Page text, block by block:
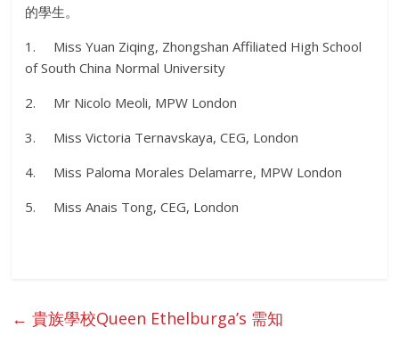
的學生。
1. Miss Yuan Ziqing, Zhongshan Affiliated High School
of South China Normal University
2. Mr Nicolo Meoli, MPW London
3. Miss Victoria Ternavskaya, CEG, London
4. Miss Paloma Morales Delamarre, MPW London
5. Miss Anais Tong, CEG, London
← 貴族學校Queen Ethelburga’s 需知